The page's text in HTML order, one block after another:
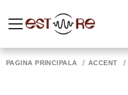
PAGINA PRINCIPALĂ ACCENT